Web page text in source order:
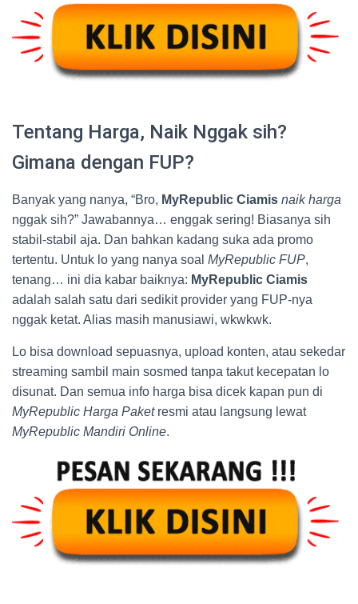
Tentang Harga, Naik Nggak sih?
Gimana dengan FUP?
Banyak yang nanya, “Bro, MyRepublic Ciamis naik harga
nggak sih?” Jawabannya… enggak sering! Biasanya sih
stabil-stabil aja. Dan bahkan kadang suka ada promo
tertentu. Untuk lo yang nanya soal MyRepublic FUP,
tenang… ini dia kabar baiknya: MyRepublic Ciamis
adalah salah satu dari sedikit provider yang FUP-nya
nggak ketat. Alias masih manusiawi, wkwkwk.
Lo bisa download sepuasnya, upload konten, atau sekedar
streaming sambil main sosmed tanpa takut kecepatan lo
disunat. Dan semua info harga bisa dicek kapan pun di
MyRepublic Harga Paketresmi atau langsung lewat
MyRepublic Mandiri Online.